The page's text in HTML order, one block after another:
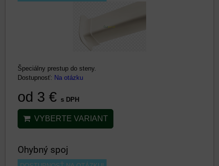
Špeciálny prestup do steny.
Dostupnosť: Na otázku
od 3 € s DPH
VYBERTE VARIANT
Ohybný spoj